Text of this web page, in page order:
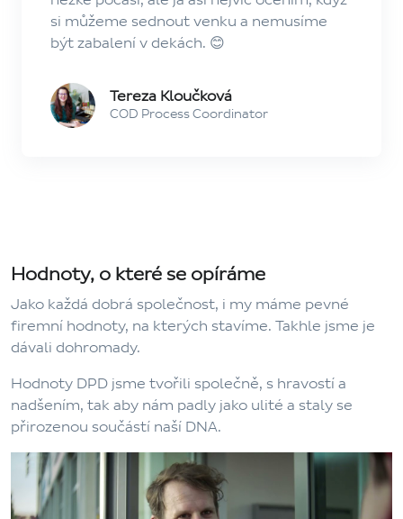
si můžeme sednout venku a nemusíme
být zabalení v dekách. 😊
Tereza Kloučková
COD Process Coordinator
Hodnoty, o které se opíráme
Jako každá dobrá společnost, i my máme pevné
firemní hodnoty, na kterých stavíme. Takhle jsme je
dávali dohromady.
Hodnoty DPD jsme tvořili společně, s hravostí a
nadšením, tak aby nám padly jako ulité a staly se
přirozenou součástí naší DNA.